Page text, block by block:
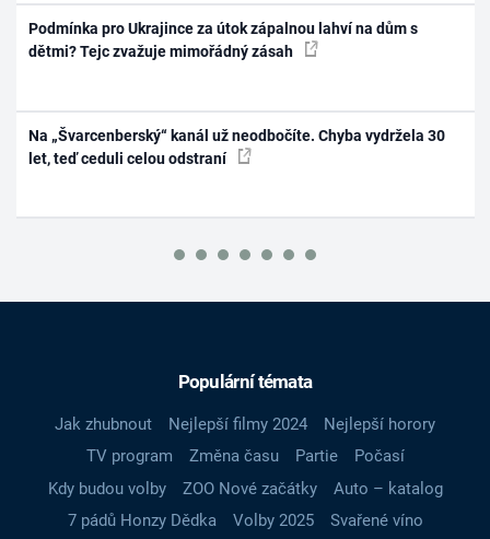
Podmínka pro Ukrajince za útok zápalnou lahví na dům s
dětmi? Tejc zvažuje mimořádný zásah
Na „Švarcenberský“ kanál už neodbočíte. Chyba vydržela 30
let, teď ceduli celou odstraní
Populární témata
Jak zhubnout Nejlepší filmy 2024
Nejlepší horory
TV program
Změna času Partie
Počasí
Kdy budou volby
ZOO Nové začátky
Auto – katalog
7 pádů Honzy Dědka
Volby 2025
Svařené víno